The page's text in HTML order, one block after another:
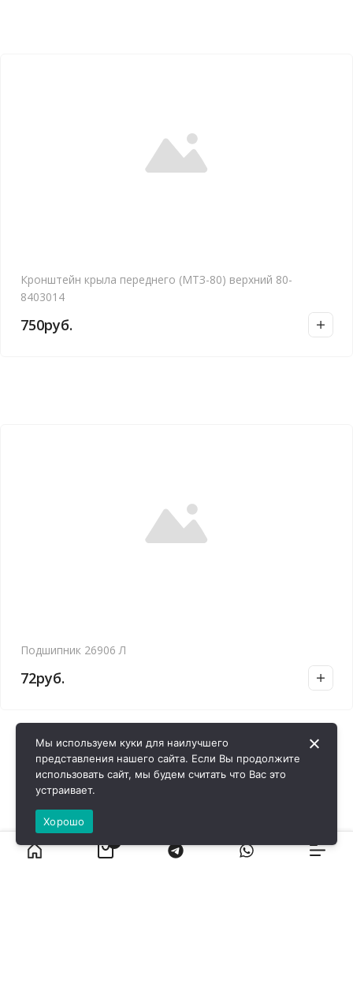
Кронштейн крыла переднего (МТЗ-80) верхний 80-
8403014
750руб.
Подшипник 26906 Л
72руб.
Мы используем куки для наилучшего
представления нашего сайта. Если Вы продолжите
использовать сайт, мы будем считать что Вас это
устраивает.
Хорошо